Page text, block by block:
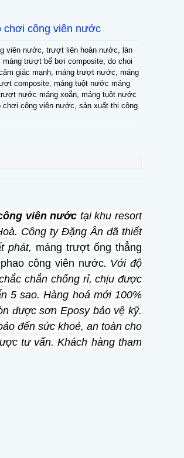
chơi công viên nước
viên nước, trượt liên hoàn nước, làn
trượt bể bơi composite, do choi
giác mạnh, máng trượt nước, máng
composite, máng tuột nước máng
nước máng xoắn, máng tuột nước
chơi công viên nước, sản xuất thi công
viên nước tại khu resort
Công ty Đặng Ân đã thiết
phát, máng trượt ống thẳng
công viên nước. Với độ
chắn chống rỉ, chịu được
5 sao. Hàng hoá mới 100%
được sơn Eposy bảo vệ kỹ.
đến sức khoẻ, an toàn cho
tư vấn. Khách hàng tham